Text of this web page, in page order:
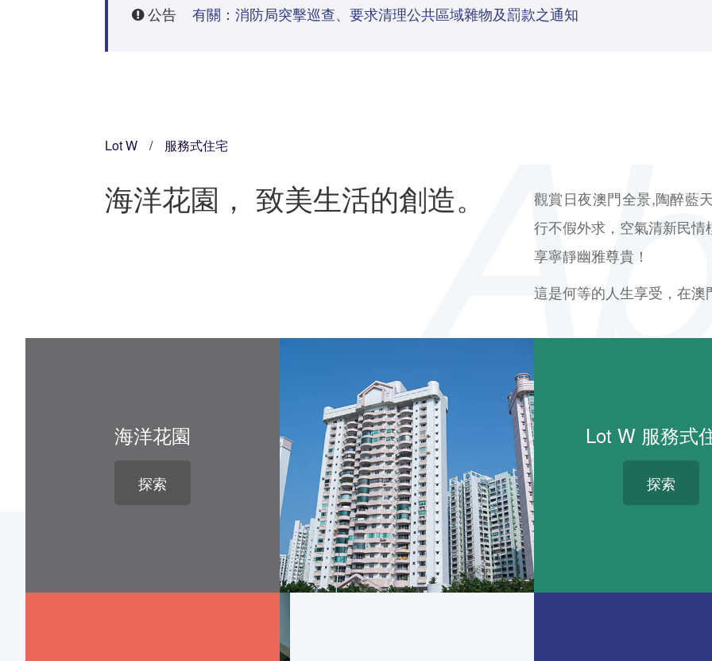
公告 有關：消防局突擊巡查、要求清理公共區域雜物及罰款之通知
Lot W / 服務式住宅
海洋花園， 致美生活的創造。
觀賞日夜澳門全景,陶醉藍
行不假外求，空氣清新民
享寧靜幽雅尊貴！
這是何等的人生享受，在澳
海洋花園
探索
Lot W 服務式
探索